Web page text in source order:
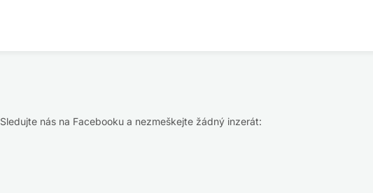
Sledujte nás na Facebooku a nezmeškejte žádný inzerát: